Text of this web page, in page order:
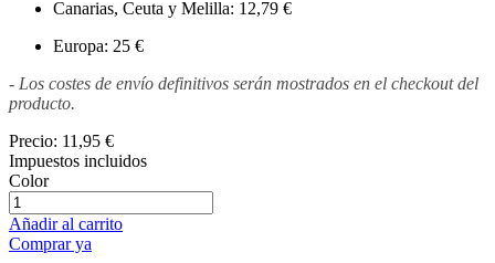
Canarias, Ceuta y Melilla: 12,79 €
Europa: 25 €
- Los costes de envío definitivos serán mostrados en el checkout del
producto.
Precio: 11,95 €
Impuestos incluidos
Color
Añadir al carrito
Comprar ya